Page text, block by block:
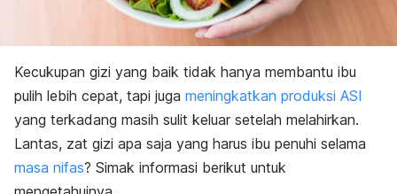
Kecukupan gizi yang baik tidak hanya membantu ibu
pulih lebih cepat, tapi juga meningkatkan produksi ASI
yang terkadang masih sulit keluar setelah melahirkan.
Lantas, zat gizi apa saja yang harus ibu penuhi selama
masa nifas? Simak informasi berikut untuk